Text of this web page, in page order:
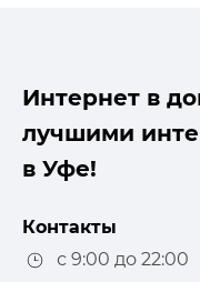
Интернет в
лучшими
в Уфе!
Контакты
с 9:00 до 22:00